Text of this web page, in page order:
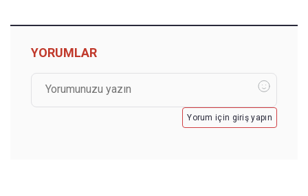
YORUMLAR
Yorum için giriş yapın